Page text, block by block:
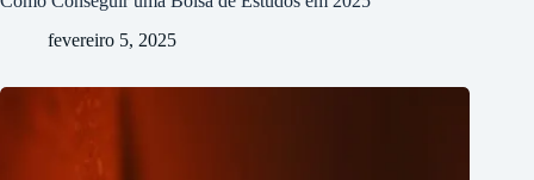
fevereiro 5, 2025